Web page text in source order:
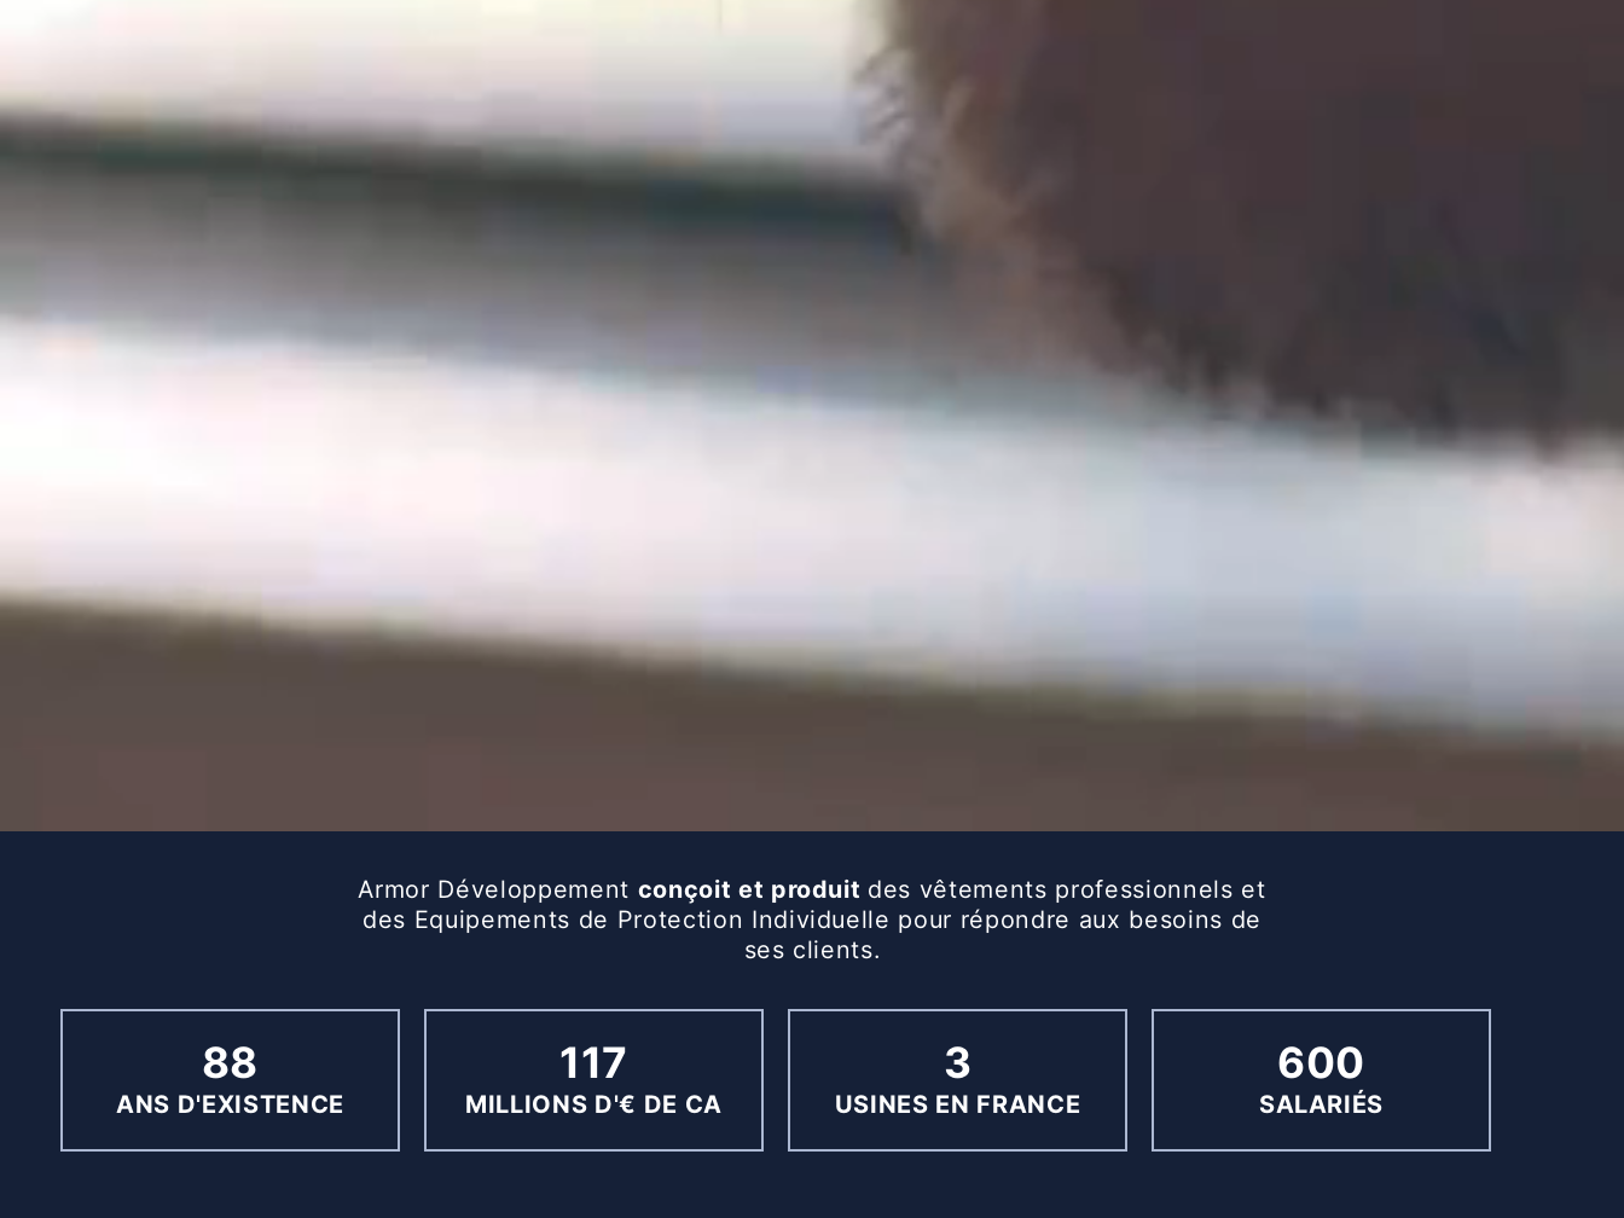
Armor Développement conçoit et produit des vêtements professionnels et
des Equipements de Protection Individuelle pour répondre aux besoins de
ses clients.
88
ANS D'EXISTENCE
117
MILLIONS D'€ DE CA
3
USINES EN FRANCE
600
SALARIÉS